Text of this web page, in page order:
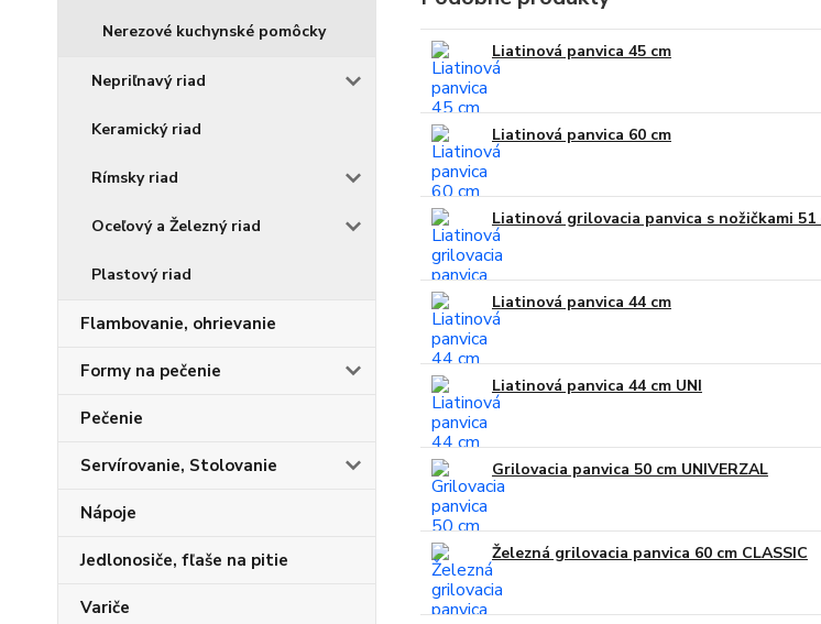
Nerezové kuchynské pomôcky
Nepriľnavý riad
Keramický riad
Rímsky riad
Oceľový a Železný riad
Plastový riad
Flambovanie, ohrievanie
Formy na pečenie
Pečenie
Servírovanie, Stolovanie
Nápoje
Jedlonosiče, fľaše na pitie
Variče
Liatinová panvica 45 cm
Liatinová panvica 60 cm
Liatinová grilovacia panvica s nožičkami 51
Liatinová panvica 44 cm
Liatinová panvica 44 cm UNI
Grilovacia panvica 50 cm UNIVERZAL
Železná grilovacia panvica 60 cm CLASSIC